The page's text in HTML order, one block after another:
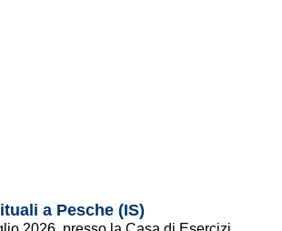
a Pesche (IS)